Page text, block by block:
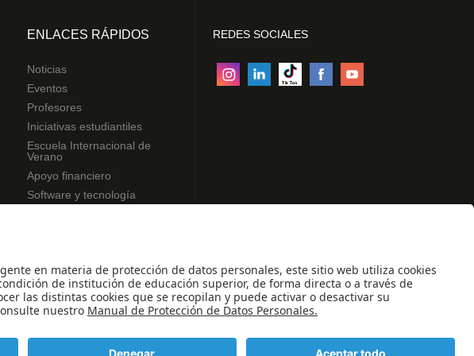
ENLACES RÁPIDOS
Noticias
Eventos
Profesores
Iniciativas estudiantiles
Escuela Internacional de
Verano
Apoyo financiero
Software y tecnología
REDES SOCIALES